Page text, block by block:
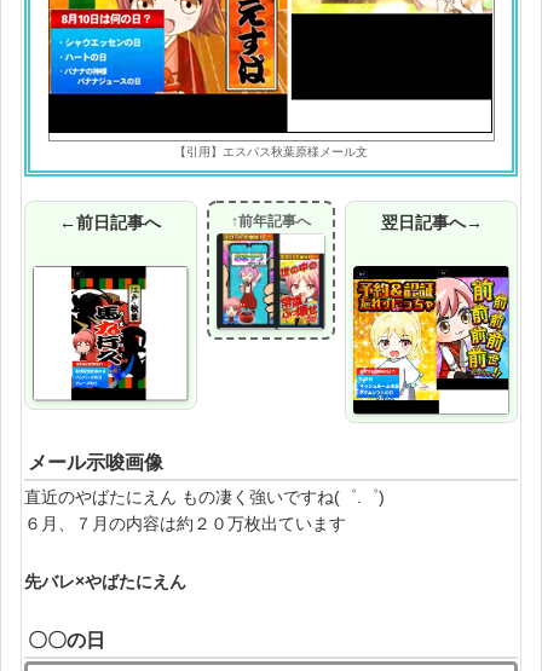
【引用】エスパス秋葉原様メール文
←前日記事へ ↑前年記事へ 翌日記事へ→
メール示唆画像
直近のやばたにえん もの凄く強いですね(゜.゜)
６月、７月の内容は約２０万枚出ています
先バレ×やばたにえん
〇〇の日